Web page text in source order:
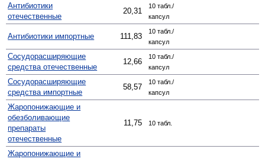
Антибиотики
отечественные
20,31
10 табл./
капсул
Антибиотики импортные 111,83
10 табл./
капсул
Сосудо­расширяющие
средства отечественные
12,66
10 табл./
капсул
Сосуд­орасширяющие
средства импортные
58,57
10 табл./
капсул
Жаро­понижающие и
обезболивающие
препараты
отечественные
11,75 10 табл.
Жаро­понижающие и